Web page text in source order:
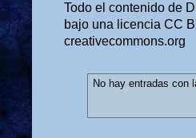
Todo el contenido de
bajo una licencia CC
creativecommons.org
No hay entradas con